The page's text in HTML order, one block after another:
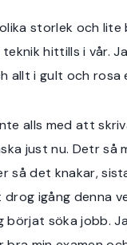
storlek och lite
hittills i vår.
allt i gult och rosa
alls med att
just nu. Detr så
så det knakar,
igång denna
börjat söka jobb.